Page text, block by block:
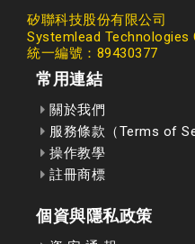
矽聯科技股份有限公司
Systemlead Technologies
統一編號：89430377
常用連結
關於我們
服務條款（Terms of
操作教學
註冊商標
個資與隱私政策